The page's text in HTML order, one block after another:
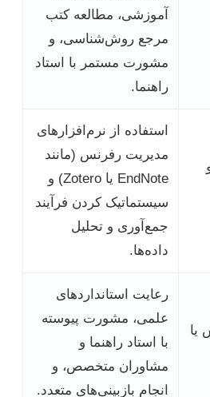
آموزشی، مطالعه کتب
مرجع روش‌شناسی، و
مشورت مستمر با استاد
راهنما.
استفاده از نرم‌افزارهای
مدیریت رفرنس (مانند
EndNote یا Zotero) و
سیستماتیک کردن فرآیند
جمع‌آوری و تحلیل
داده‌ها.
یا
رعایت استانداردهای
علمی، مشورت پیوسته
با استاد راهنما و
مشاوران متخصص، و
انجام بازبینی‌های متعدد.